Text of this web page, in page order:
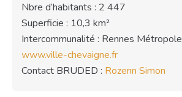
Nbre d’habitants : 2 447
Superficie : 10,3 km²
Intercommunalité : Rennes Métropole
www.ville-chevaigne.fr
Contact BRUDED : Rozenn Simon